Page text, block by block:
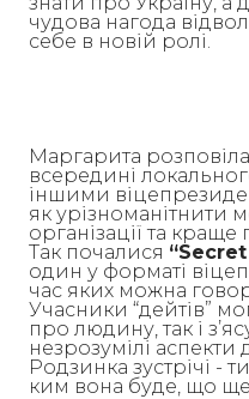
чудова нагода
себе в новій ролі.
Маргарита
всередині
іншими
як урізноманітнити
організації та
Так почалися
один у форматі
час яких можна
Учасники “дейтів”
про людину, так і
незрозумілі аспекти
Родзинка зустрічі -
ким вона буде, що ще